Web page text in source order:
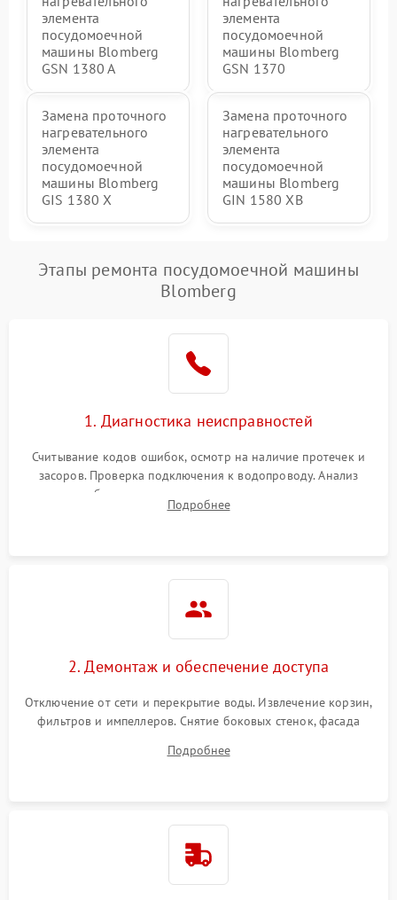
элемента
посудомоечной
машины Blomberg
GSN 1380 A
элемента
посудомоечной
машины Blomberg
GSN 1370
Замена проточного
нагревательного
элемента
посудомоечной
машины Blomberg
GIS 1380 X
Замена проточного
нагревательного
элемента
посудомоечной
машины Blomberg
GIN 1580 XB
Этапы ремонта посудомоечной машины
Blomberg
1. Диагностика неисправностей
Считывание кодов ошибок, осмотр на наличие протечек и
засоров. Проверка подключения к водопроводу. Анализ
жалоб на отсутствие слива, нагрева, вращения
разбрызгивателей или срабатывание системы защиты
Подробнее
2. Демонтаж и обеспечение доступа
Отключение от сети и перекрытие воды. Извлечение корзин,
фильтров и импеллеров. Снятие боковых стенок, фасада
циркуляционному насосу, ТЭНу и сливной помпе.
Подробнее